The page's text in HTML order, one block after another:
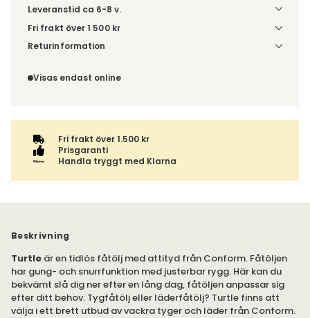
Leveranstid ca 6-8 v.
Fri frakt över 1 500 kr
Välj utförande via 'Gör dina val' för fraktinformation på din
Returinformation
inte av ångerrätten.
Visas endast online
Fri frakt över 1.500 kr
Prisgaranti
Handla tryggt med Klarna
Beskrivning
Turtle är en tidlös fåtölj med attityd från Conform. Fåtöljen
har gung- och snurrfunktion med justerbar rygg. Här kan du
bekvämt slå dig ner efter en lång dag, fåtöljen anpassar sig
efter ditt behov. Tygfåtölj eller läderfåtölj? Turtle finns att
välja i ett brett utbud av vackra tyger och läder från Conform.